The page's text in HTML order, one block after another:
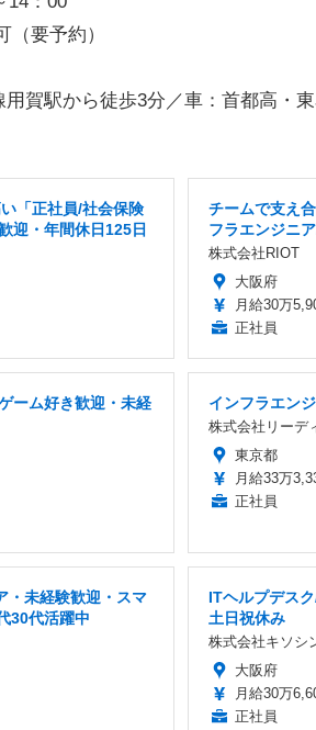
（要予約）
賀駅から徒歩3分／車：首都高・
「正社員/社会保険
迎・年間休日125日
チームで支え
フラエンジニ
株式会社RIOT
大阪府
月給30万
正社員
ーム好き歓迎・未経
インフラエン
株式会社リーデ
東京都
月給33万
正社員
・未経験歓迎・スマ
30代活躍中
ITヘルプデス
土日祝休み
株式会社キソシ
大阪府
月給30万
正社員